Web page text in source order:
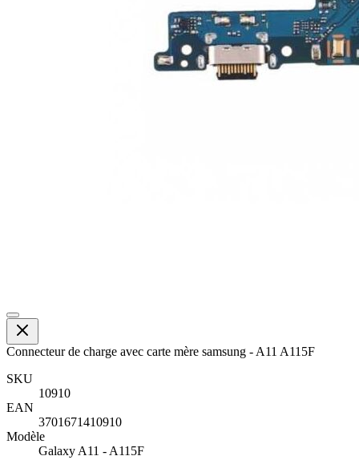
Connecteur de charge avec carte mère samsung - A11 A115F
SKU
10910
EAN
3701671410910
Modèle
Galaxy A11 - A115F